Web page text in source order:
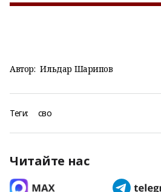
Автор: Ильдар Шарипов
Теги: сво
Читайте нас